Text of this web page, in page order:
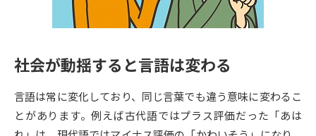
大学入学共通テスト「受験上の
配慮案内」の請求
高等学校卒業程度認定試験
幼稚園教員資格認定試験 小学校教員資格認定試験
高等学校（情報）教員資格認定
試験
社会が動揺すると言語は変わる
言語は常に変化しており、同じ言葉でも違う意味に変わるこ
とがあります。例えば古代語ではプラス評価だった「あは